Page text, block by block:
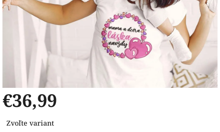
€36,99
cena:
Zvoľte variant